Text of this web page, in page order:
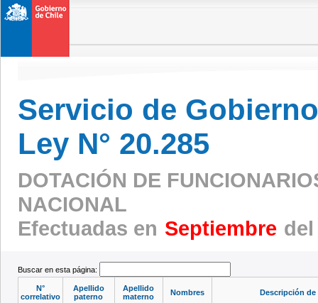
Servicio de
Ley N° 20.285
DOTACIÓN DE
NACIONAL
Efectuadas en Septiembre del
Buscar en esta página:
N°
correlativo
Apellido
paterno
Apellido
materno
Nombres Descripción